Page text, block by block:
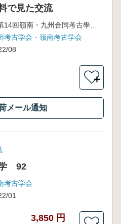
で見た交流
第14回嶺南・九州合同考古學大會
考古学会・嶺南考古学会
08
＋
メール通知
92
考古学会
01
3,850 円